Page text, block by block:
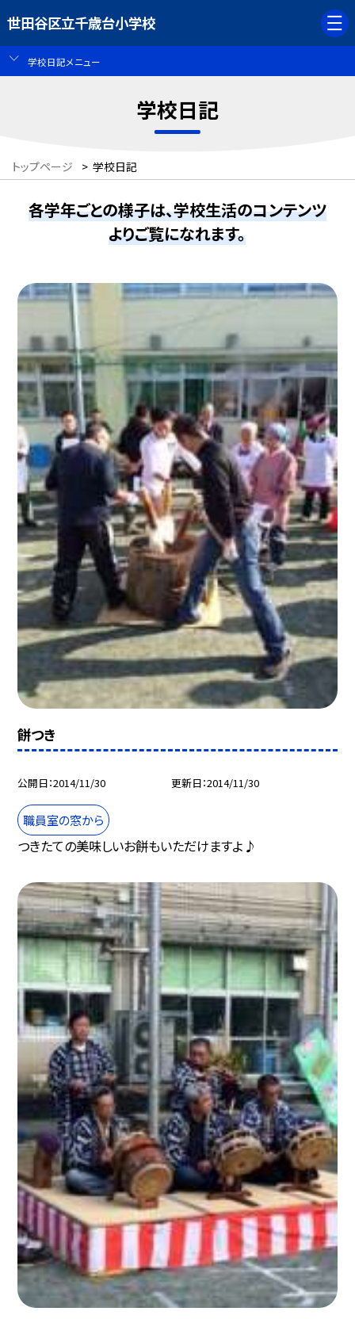
世田谷区立千歳台小学校
学校日記メニュー
学校日記
トップページ > 学校日記
各学年ごとの様子は、学校生活のコンテンツ
よりご覧になれます。
餅つき
公開日 2014/11/30 更新日 2014/11/30
職員室の窓から
つきたての美味しいお餅もいただけますよ♪